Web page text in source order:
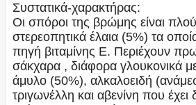
Συστατικά-χαρακτήρας:
Οι σπόροι της βρώμης είναι
στερεοπητικά έλαια (5%) τα
πηγή βιταμίνης Ε. Περιέχουν
σάκχαρα , διάφορα γλουκονικά
άμυλο (50%), αλκαλοειδή
τριγωνέλλη και αβενίνη που έχει